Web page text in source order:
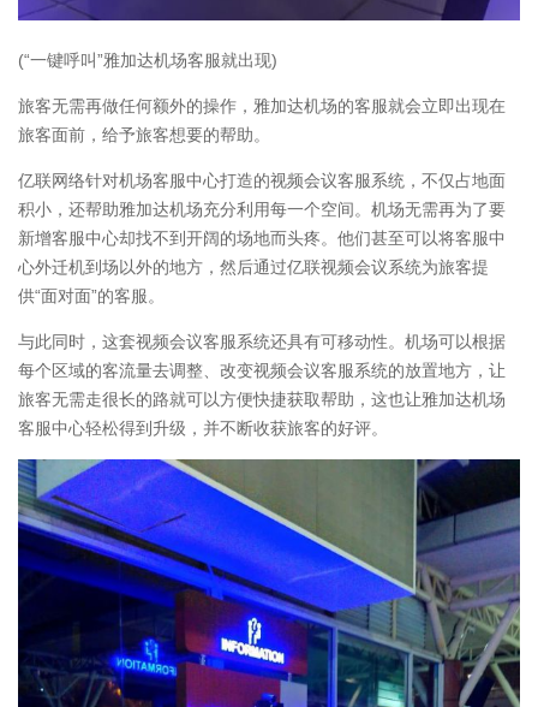
(“一键呼叫”雅加达机场客服就出现)
旅客无需再做任何额外的操作，雅加达机场的客服就会立即出现在
旅客面前，给予旅客想要的帮助。
亿联网络针对机场客服中心打造的视频会议客服系统，不仅占地面
积小，还帮助雅加达机场充分利用每一个空间。机场无需再为了要
新增客服中心却找不到开阔的场地而头疼。他们甚至可以将客服中
心外迁机到场以外的地方，然后通过亿联视频会议系统为旅客提
供“面对面”的客服。
与此同时，这套视频会议客服系统还具有可移动性。机场可以根据
每个区域的客流量去调整、改变视频会议客服系统的放置地方，让
旅客无需走很长的路就可以方便快捷获取帮助，这也让雅加达机场
客服中心轻松得到升级，并不断收获旅客的好评。